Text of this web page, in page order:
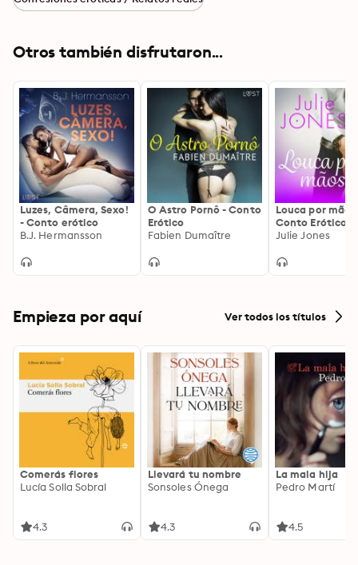
Otros también disfrutaron...
Luzes, Câmera, Sexo!
- Conto erótico
B.J. Hermansson
O Astro Pornô - Conto
Erótico
Fabien Dumaître
Louca por mãos
Conto Erótico
Julie Jones
Empieza por aquí Ver todos los títulos
Comerás flores
Lucía Solla Sobral
4.3
Llevará tu nombre
Sonsoles Ónega
4.3
La mala hija
Pedro Martí
4.5